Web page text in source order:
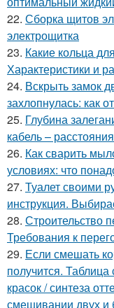
22. Сборка щитов
электрощитка
23. Какие кольца
Характеристики и
24. Вскрыть замок
захлопнулась: как
25. Глубина
кабель –
26. Как сварить
условиях: что
27. Туалет своими
инструкция.
28. Строительство
Требования к
29. Если смешать
получится.
красок / синтеза
смешивании двух и